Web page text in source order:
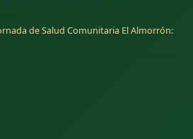
de Salud Comunitaria El Almorrón: